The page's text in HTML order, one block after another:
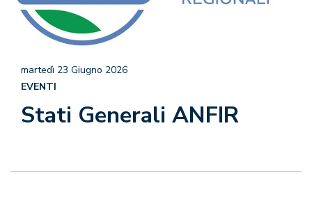
Stati Generali ANFIR
martedì 23 Giugno 2026
EVENTI